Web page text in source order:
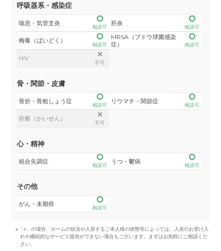
呼吸器系・感染症
喘息・気管支炎
相談可
肝炎
相談可
梅毒（ばいどく）
相談可
MRSA（ブドウ球菌感染
症）
相談可
HIV
不可
骨・関節・皮膚
骨折・骨粗しょう症
相談可
リウマチ・関節症
相談可
疥癬（かいせん）
不可
心・精神
統合失調症
相談可
うつ・鬱病
相談可
その他
がん・末期癌
相談可
※「○」の場合、ホームの状況や入居するご本人様の状態等によっては、入居のお受け入
れや継続的なサービス提供ができない場合もございます。まずはお気軽にご相談くだ
さい。